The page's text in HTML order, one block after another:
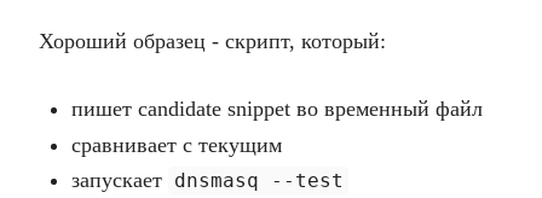
Хороший образец - скрипт, который:
пишет candidate snippet во временный файл
сравнивает с текущим
запускает dnsmasq --test